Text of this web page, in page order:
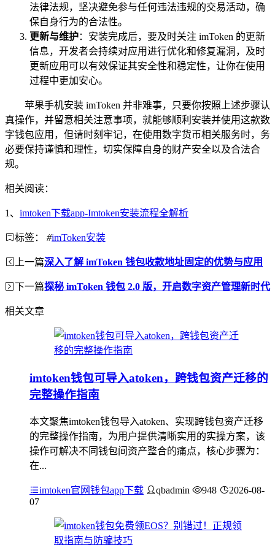
法律法规，坚决避免参与任何违法违规的交易活动，确
保自身行为的合法性。
更新与维护：安装完成后，要及时关注 imToken 的更新
信息，开发者会持续对应用进行优化和修复漏洞，及时
更新应用可以有效保证其安全性和稳定性，让你在使用
过程中更加安心。
苹果手机安装 imToken 并非难事，只要你按照上述步骤认
真操作，并留意相关注意事项，就能够顺利安装并使用这款数
字钱包应用，但请时刻牢记，在使用数字货币相关服务时，务
必要保持谨慎和理性，切实保障自身的财产安全以及合法合
规。
相关阅读：
1、 imtoken下载app-Imtoken安装流程全解析
标签： #imToken安装
上一篇深入了解 imToken 钱包收款地址固定的优势与应用
下一篇探秘 imToken 钱包 2.0 版，开启数字资产管理新时代
相关文章
imtoken钱包可导入atoken，跨钱包资产迁移的
完整操作指南
本文聚焦imtoken钱包导入atoken、实现跨钱包资产迁移
的完整操作指南，为用户提供清晰实用的实操方案，该
操作可解决不同钱包间资产整合的痛点，核心步骤为：
在...
imtoken官网钱包app下载 qbadmin 948
2026-08-
07